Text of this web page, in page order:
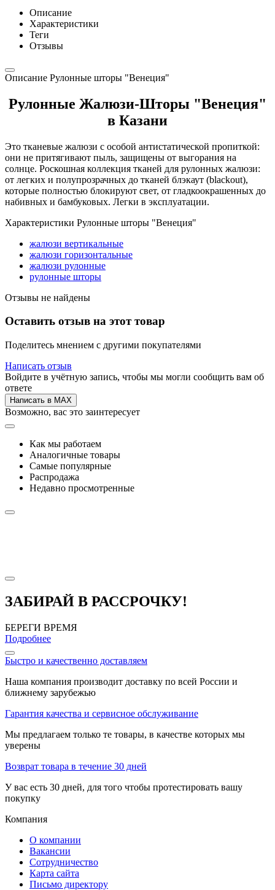
Описание
Характеристики
Теги
Отзывы
Описание Рулонные шторы "Венеция"
Рулонные Жалюзи-Шторы "Венеция"
в Казани
Это тканевые жалюзи с особой антистатической пропиткой:
они не притягивают пыль, защищены от выгорания на
солнце. Роскошная коллекция тканей для рулонных жалюзи:
от легких и полупрозрачных до тканей блэкаут (blаckout),
которые полностью блокируют свет, от гладкоокрашенных до
набивных и бамбуковых. Легки в эксплуатации.
Характеристики Рулонные шторы "Венеция"
жалюзи вертикальные
жалюзи горизонтальные
жалюзи рулонные
рулонные шторы
Отзывы не найдены
Оставить отзыв на этот товар
Поделитесь мнением с другими покупателями
Написать отзыв
Войдите в учётную запись, чтобы мы могли сообщить вам об
ответе
Написать в MAX
Возможно, вас это заинтересует
Как мы работаем
Аналогичные товары
Самые популярные
Распродажа
Недавно просмотренные
ЗАБИРАЙ В РАССРОЧКУ!
БЕРЕГИ ВРЕМЯ
Подробнее
Быстро и качественно доставляем
Наша компания производит доставку по всей России и
ближнему зарубежью
Гарантия качества и сервисное обслуживание
Мы предлагаем только те товары, в качестве которых мы
уверены
Возврат товара в течение 30 дней
У вас есть 30 дней, для того чтобы протестировать вашу
покупку
Компания
О компании
Вакансии
Сотрудничество
Карта сайта
Письмо директору